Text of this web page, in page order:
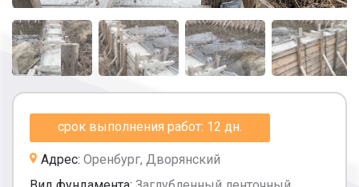
срок выполнения работ: 12 дн.
Адрес: Оренбург, Дворянский